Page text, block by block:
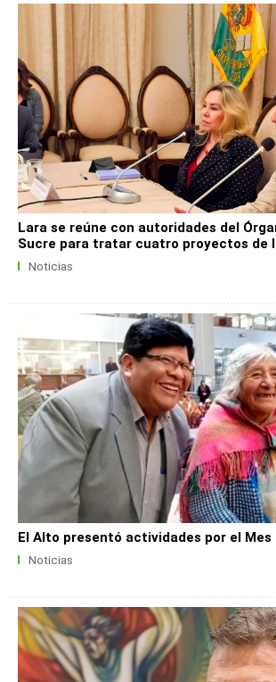
Lara se reúne con autoridades del
Sucre para tratar cuatro proyectos de
Noticias
El Alto presentó actividades por el
Noticias